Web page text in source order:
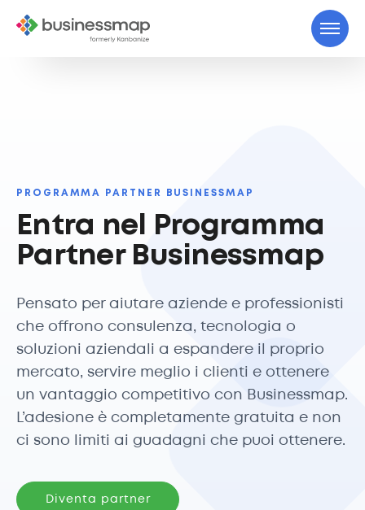
PROGRAMMA PARTNER BUSINESSMAP
Entra nel Programma
Partner Businessmap
Pensato per aiutare aziende e professionisti
che offrono consulenza, tecnologia o
soluzioni aziendali a espandere il proprio
mercato, servire meglio i clienti e ottenere
un vantaggio competitivo con Businessmap.
L’adesione è completamente gratuita e non
ci sono limiti ai guadagni che puoi ottenere.
Diventa partner